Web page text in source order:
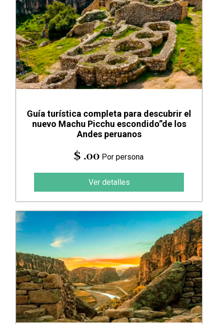
Guía turística completa para descubrir el
nuevo Machu Picchu escondido”de los
Andes peruanos
$ .00 Por persona
Ver detalles